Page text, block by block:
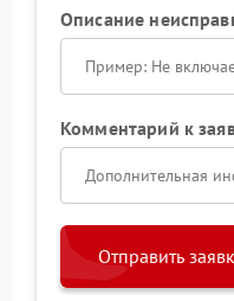
Описание
Комментарий к
Отправить